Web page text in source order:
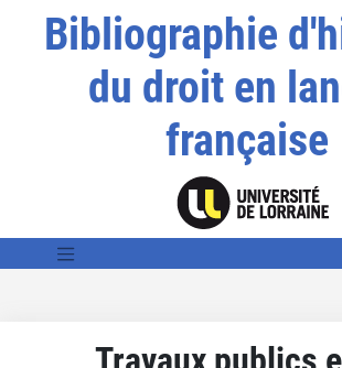
Bibliographie
du droit en
française